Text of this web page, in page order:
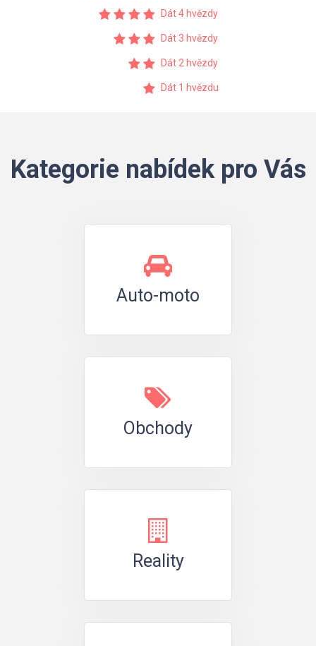
Dát 4 hvězdy
Dát 3 hvězdy
Dát 2 hvězdy
Dát 1 hvězdu
Kategorie nabídek pro Vás
Auto-moto
Obchody
Reality